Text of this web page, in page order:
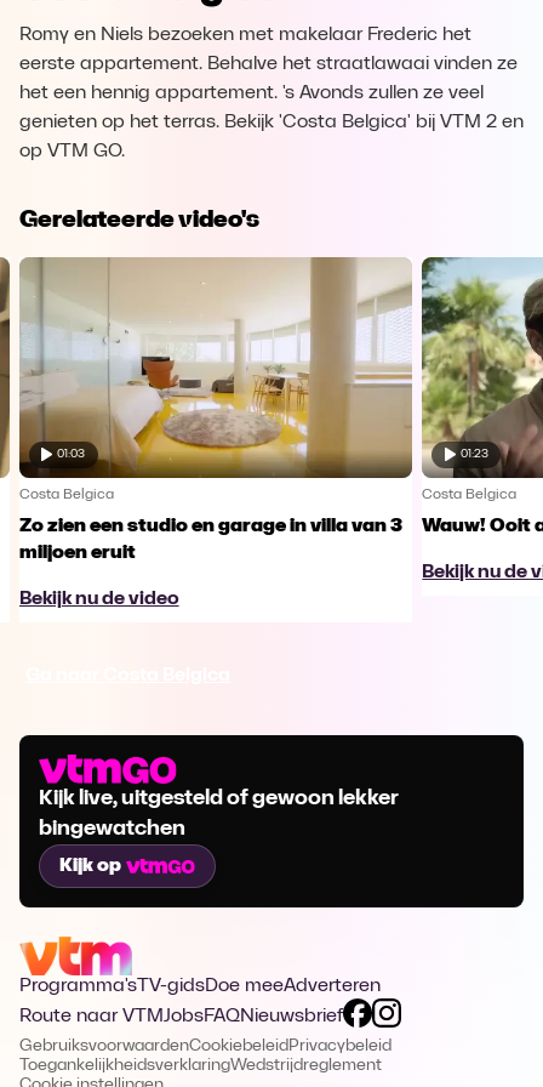
Romy en Niels bezoeken met makelaar Frederic het
eerste appartement. Behalve het straatlawaai vinden ze
het een hennig appartement. 's Avonds zullen ze veel
genieten op het terras. Bekijk 'Costa Belgica' bij VTM 2 en
op VTM GO.
Gerelateerde video's
01:03
Costa Belgica
Zo zien een studio en garage in villa van 3
miljoen eruit
Bekijk nu de video
01:23
Costa Belgica
Wauw! Ooit
Bekijk nu de
Kijk live, uitgesteld of gewoon lekker
bingewatchen
Kijk op
Programma's TV-gidsDoe meeAdverteren
Route naar VTMJobsFAQNieuwsbrief
GebruiksvoorwaardenCookiebeleid Privacybeleid
ToegankelijkheidsverklaringWedstrijdreglement